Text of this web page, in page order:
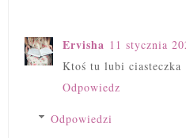
Ervisha 11 stycznia
Ktoś tu lubi ciasteczka
Odpowiedz
Odpowiedzi